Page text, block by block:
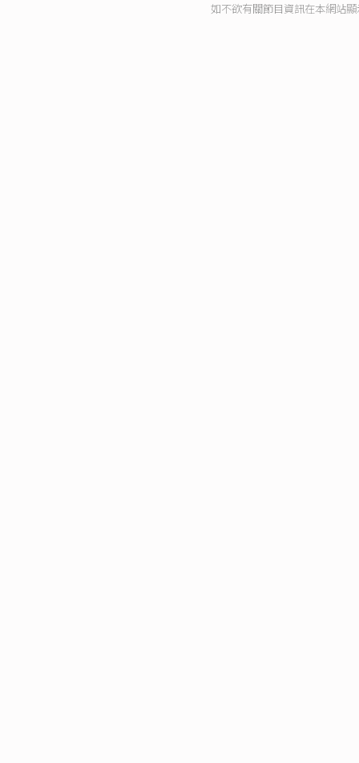
如不欲有關節目資訊在本網站